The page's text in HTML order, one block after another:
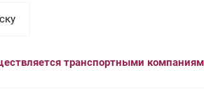
транспортными